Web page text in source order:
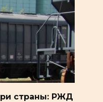
страны: РЖД